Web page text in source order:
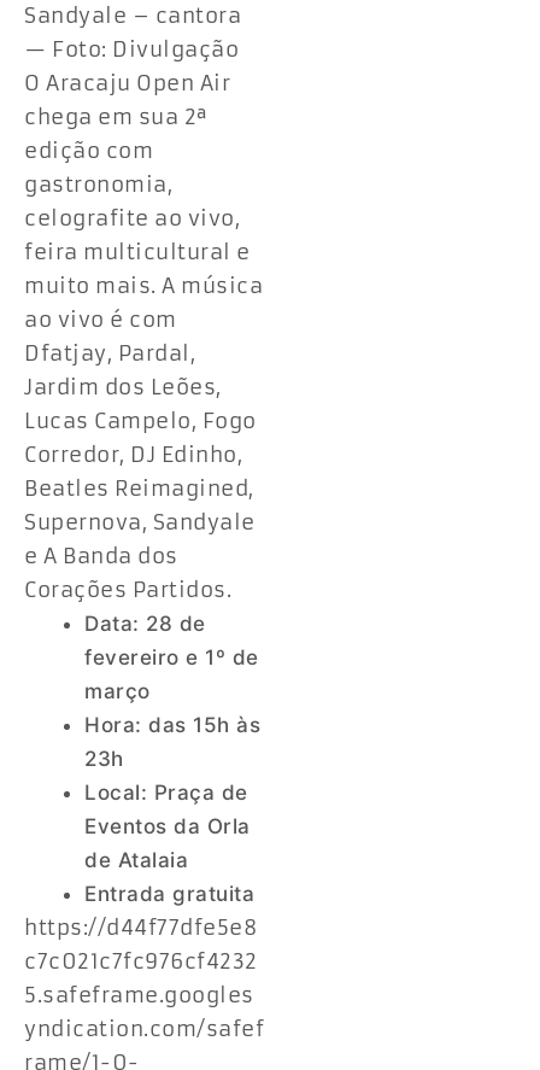
Sandyale – cantora
— Foto: Divulgação
O Aracaju Open Air
chega em sua 2ª
edição com
gastronomia,
celografite ao vivo,
feira multicultural e
muito mais. A música
ao vivo é com
Dfatjay, Pardal,
Jardim dos Leões,
Lucas Campelo, Fogo
Corredor, DJ Edinho,
Beatles Reimagined,
Supernova, Sandyale
e A Banda dos
Corações Partidos.
Data: 28 de
fevereiro e 1º de
março
Hora: das 15h às
23h
Local: Praça de
Eventos da Orla
de Atalaia
Entrada gratuita
https://d44f77dfe5e8
c7c021c7fc976cf4232
5.safeframe.googles
yndication.com/safef
rame/1-0-